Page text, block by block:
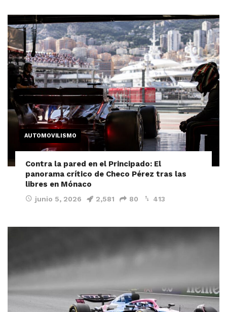
AUTOMOVILISMO
Contra la pared en el Principado: El
panorama crítico de Checo Pérez tras las
libres en Mónaco
junio 5, 2026 2,581 80 413